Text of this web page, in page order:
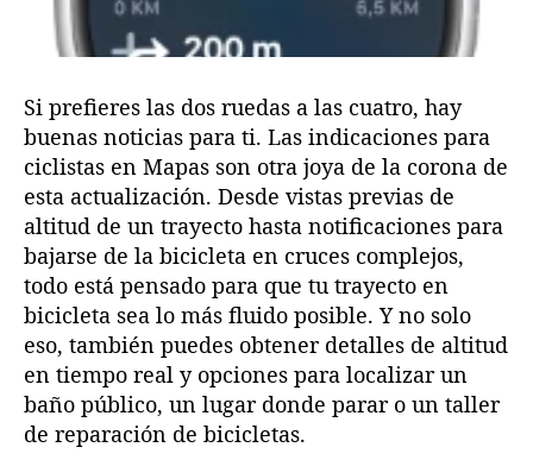
Si prefieres las dos ruedas a las cuatro, hay
buenas noticias para ti. Las indicaciones para
ciclistas en Mapas son otra joya de la corona de
esta actualización. Desde vistas previas de
altitud de un trayecto hasta notificaciones para
bajarse de la bicicleta en cruces complejos,
todo está pensado para que tu trayecto en
bicicleta sea lo más fluido posible. Y no solo
eso, también puedes obtener detalles de altitud
en tiempo real y opciones para localizar un
baño público, un lugar donde parar o un taller
de reparación de bicicletas.